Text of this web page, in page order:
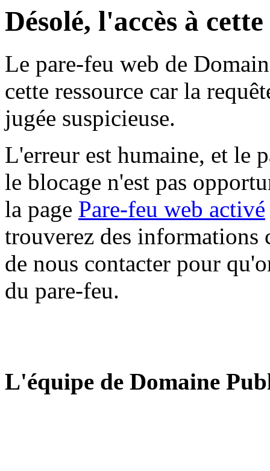
Désolé, l'accès à
Le pare-feu web de
cette ressource car la
jugée suspicieuse.
L'erreur est humaine, et le
le blocage n'est pas
la page Pare-feu web activé
trouverez des informations
de nous contacter pour
du pare-feu.
L'équipe de Domaine